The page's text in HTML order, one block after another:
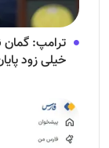
ترامپ: گمان
خیلی زود